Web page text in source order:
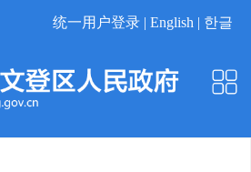
统一用户登录 | English | 한글